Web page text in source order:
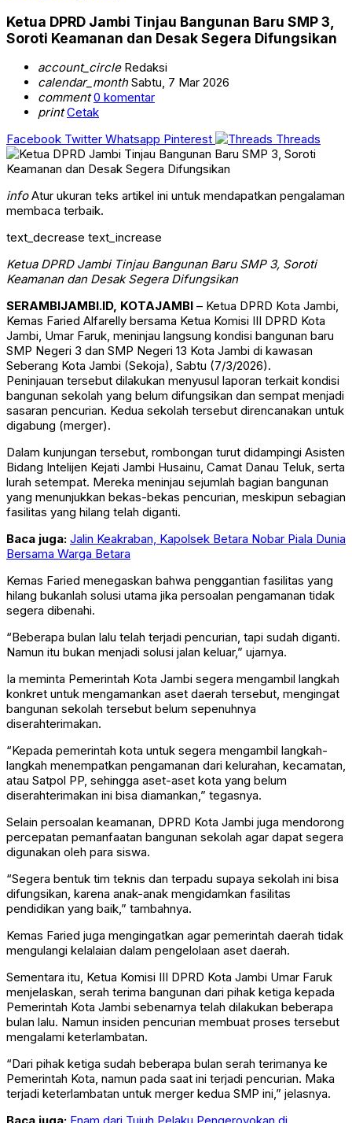
Ketua DPRD Jambi Tinjau Bangunan Baru SMP 3,
Soroti Keamanan dan Desak Segera Difungsikan
account_circleRedaksi
calendar_monthSabtu, 7 Mar 2026
comment 0 komentar
print Cetak
Facebook Twitter Whatsapp Pinterest Threads
infoAtur ukuran teks artikel ini untuk mendapatkan pengalaman
membaca terbaik.
text_decrease text_increase
Ketua DPRD Jambi Tinjau Bangunan Baru SMP 3, Soroti
Keamanan dan Desak Segera Difungsikan
SERAMBIJAMBI.ID, KOTAJAMBI – Ketua DPRD Kota Jambi,
Kemas Faried Alfarelly bersama Ketua Komisi III DPRD Kota
Jambi, Umar Faruk, meninjau langsung kondisi bangunan baru
SMP Negeri 3 dan SMP Negeri 13 Kota Jambi di kawasan
Seberang Kota Jambi (Sekoja), Sabtu (7/3/2026).
Peninjauan tersebut dilakukan menyusul laporan terkait kondisi
bangunan sekolah yang belum difungsikan dan sempat menjadi
sasaran pencurian. Kedua sekolah tersebut direncanakan untuk
digabung (merger).
Dalam kunjungan tersebut, rombongan turut didampingi Asisten
Bidang Intelijen Kejati Jambi Husainu, Camat Danau Teluk, serta
lurah setempat. Mereka meninjau sejumlah bagian bangunan
yang menunjukkan bekas-bekas pencurian, meskipun sebagian
fasilitas yang hilang telah diganti.
Baca juga: Jalin Keakraban, Kapolsek Betara Nobar Piala Dunia
Bersama Warga Betara
Kemas Faried menegaskan bahwa penggantian fasilitas yang
hilang bukanlah solusi utama jika persoalan pengamanan tidak
segera dibenahi.
“Beberapa bulan lalu telah terjadi pencurian, tapi sudah diganti.
Namun itu bukan menjadi solusi jalan keluar,” ujarnya.
Ia meminta Pemerintah Kota Jambi segera mengambil langkah
konkret untuk mengamankan aset daerah tersebut, mengingat
bangunan sekolah tersebut belum sepenuhnya
diserahterimakan.
“Kepada pemerintah kota untuk segera mengambil langkah-
langkah menempatkan pengamanan dari kelurahan, kecamatan,
atau Satpol PP, sehingga aset-aset kota yang belum
diserahterimakan ini bisa diamankan,” tegasnya.
Selain persoalan keamanan, DPRD Kota Jambi juga mendorong
percepatan pemanfaatan bangunan sekolah agar dapat segera
digunakan oleh para siswa.
“Segera bentuk tim teknis dan terpadu supaya sekolah ini bisa
difungsikan, karena anak-anak mengidamkan fasilitas
pendidikan yang baik,” tambahnya.
Kemas Faried juga mengingatkan agar pemerintah daerah tidak
mengulangi kelalaian dalam pengelolaan aset daerah.
Sementara itu, Ketua Komisi III DPRD Kota Jambi Umar Faruk
menjelaskan, serah terima bangunan dari pihak ketiga kepada
Pemerintah Kota Jambi sebenarnya telah dilakukan beberapa
bulan lalu. Namun insiden pencurian membuat proses tersebut
mengalami keterlambatan.
“Dari pihak ketiga sudah beberapa bulan serah terimanya ke
Pemerintah Kota, namun pada saat ini terjadi pencurian. Maka
terjadi keterlambatan untuk merger kedua SMP ini,” jelasnya.